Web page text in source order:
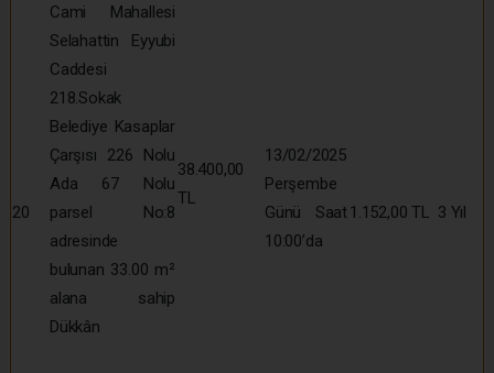
20
Cami Mahallesi
Selahattin Eyyubi
Caddesi
218.Sokak
Belediye Kasaplar
Çarşısı 226 Nolu
Ada 67 Nolu
parsel No:8
adresinde
bulunan 33.00 m²
alana sahip
Dükkân
38.400,00
TL
13/02/2025
Perşembe
Günü Saat
10:00’da
1.152,00 TL 3 Yıl